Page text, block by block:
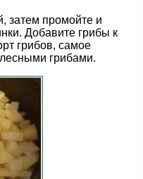
затем промойте и
Добавите грибы к
грибов, самое
грибами.